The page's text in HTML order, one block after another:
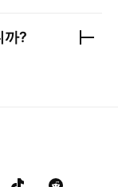
까?